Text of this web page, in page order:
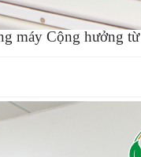
máy Cộng hưởng từ